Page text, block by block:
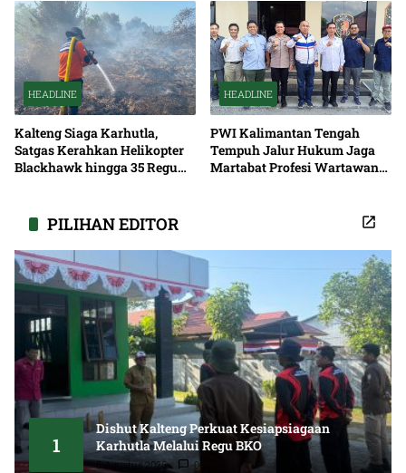
HEADLINE
Kalteng Siaga Karhutla,
Satgas Kerahkan Helikopter
Blackhawk hingga 35 Regu
HEADLINE
PWI Kalimantan Tengah
Tempuh Jalur Hukum Jaga
Martabat Profesi Wartawan
PILIHAN EDITOR
1
Dishut Kalteng Perkuat Kesiapsiagaan
Karhutla Melalui Regu BKO
5 Agustus 2026 0